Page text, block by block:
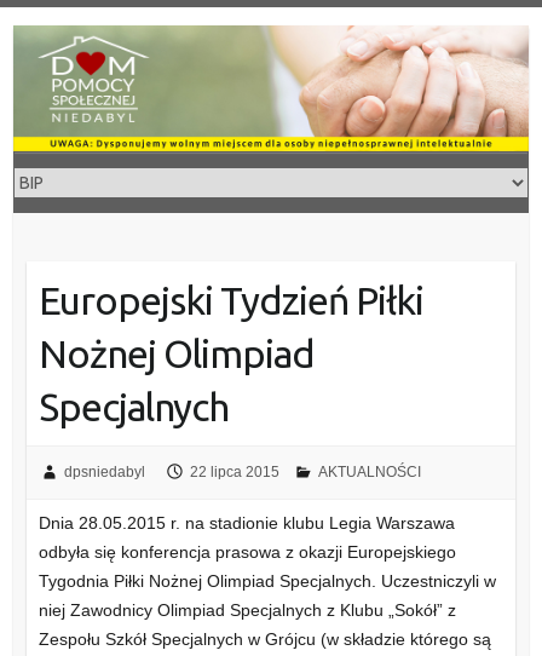
content
Europejski Tydzień Piłki
Nożnej Olimpiad
Specjalnych
dpsniedabyl 22 lipca 2015 AKTUALNOŚCI
Dnia 28.05.2015 r. na stadionie klubu Legia Warszawa
odbyła się konferencja prasowa z okazji Europejskiego
Tygodnia Piłki Nożnej Olimpiad Specjalnych. Uczestniczyli w
niej Zawodnicy Olimpiad Specjalnych z Klubu „Sokół” z
Zespołu Szkół Specjalnych w Grójcu (w składzie którego są